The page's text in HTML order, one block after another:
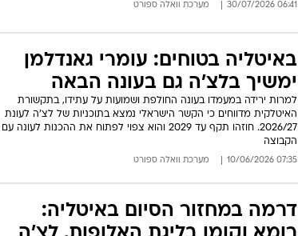
06:41 30/07/2026 מערכת וואלה ספורט
באיטליה בטוחים: עומרי גאנדלמן
ימשיך בלצ'ה גם בעונה הבאה
למרות ירידה במעמדו בעונה החולפת ושמועות על עתידו, בתקשורת
האיטלקית מדווחים כי הקשר הישראלי נמצא בתוכניות של לצ'ה לעונת
2026/27. חוזהו תקף עד 2029 והוא צפוי לפתוח את ההכנות לעונה עם
הקבוצה
07:35 10/06/2026 מערכת וואלה ספורט
דרמה במחזור הסיום באיטליה: